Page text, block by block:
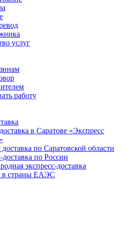
от 6 до 9
от 6 до 11
от 6 до 9
от 4 до 7
от 5 до 7
K
от 3 до 6
F
от 7 до 10 U
услуг
работу
в Саратове «Экспресс
по Саратовской области
доставка по России
экспресс-доставка
в страны ЕАЭС